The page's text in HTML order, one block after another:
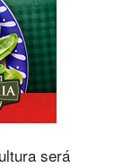
será